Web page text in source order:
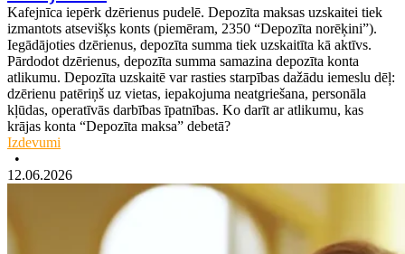
Kafejnīca iepērk dzērienus pudelē. Depozīta maksas uzskaitei tiek
izmantots atsevišķs konts (piemēram, 2350 “Depozīta norēķini”).
Iegādājoties dzērienus, depozīta summa tiek uzskaitīta kā aktīvs.
Pārdodot dzērienus, depozīta summa samazina depozīta konta
atlikumu. Depozīta uzskaitē var rasties starpības dažādu iemeslu dēļ:
dzērienu patēriņš uz vietas, iepakojuma neatgriešana, personāla
kļūdas, operatīvās darbības īpatnības. Ko darīt ar atlikumu, kas
krājas konta “Depozīta maksa” debetā?
Izdevumi
•
12.06.2026